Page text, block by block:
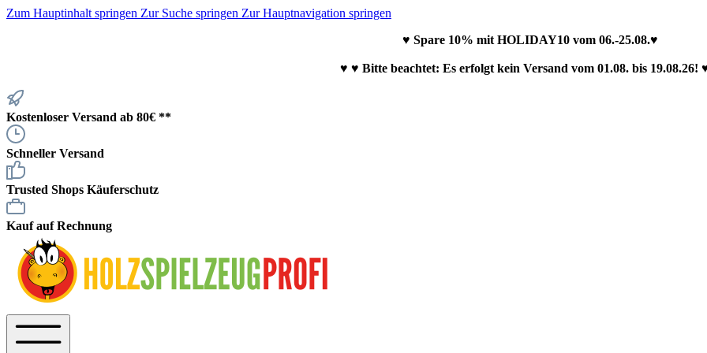
Zum Hauptinhalt springen Zur Suche springen Zur Hauptnavigation springen
♥ Spare 10% mit HOLIDAY10 vom 06.-25.08.♥
♥ ♥ Bitte beachtet: Es erfolgt kein Versand vom 01.08. bis 19.08.26!
Kostenloser Versand ab 80€ **
Schneller Versand
Trusted Shops Käuferschutz
Kauf auf Rechnung